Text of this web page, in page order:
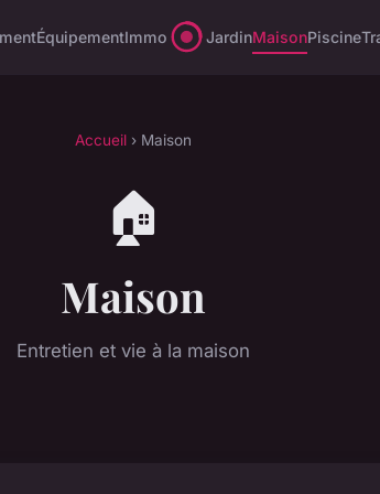
ÉquipementImmo JardinMaisonPiscine
Accueil › Maison
🏠
Maison
Entretien et vie à la maison